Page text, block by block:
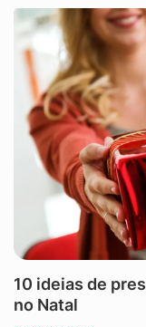
10 ideias de
no Natal